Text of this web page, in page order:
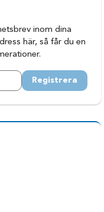
inom dina
här, så får du en
Registrera